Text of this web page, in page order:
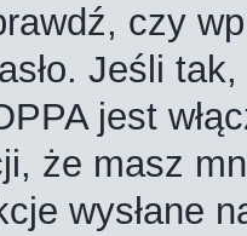
czy
Jeśli
jest
że masz
wysłane